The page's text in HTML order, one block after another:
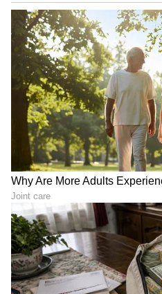
ಈ ಎರಡು ಘಟನೆ ಕುರಿತು
ಪೈಕಿ ಒಬ್ಬರು, ಮೊದಲ ಮಗ
ಮತ್ತೊಬ್ಬ ಮಗ ತಾಯಿ ಬೆಂಬಲಿಸಿ
ಪ್ರತಿಕ್ರಿಯಿಸಿದ್ದಾರೆ.
ಭಾರಿ ಸಂಚಲನ